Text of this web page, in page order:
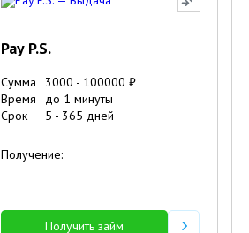
Pay P.S.
Сумма 3000 - 100000 ₽
Время
до 1 минуты
Срок
5 - 365 дней
Получение:
Получить займ